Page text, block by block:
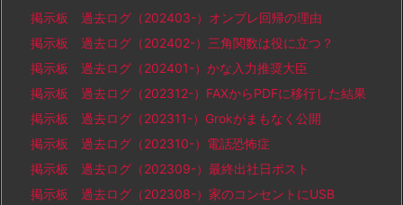
掲示板 過去ログ（202403-）オンプレ回帰の理由
掲示板 過去ログ（202402-）三角関数は役に立つ？
掲示板 過去ログ（202401-）かな入力推奨大臣
掲示板 過去ログ（202312-）FAXからPDFに移行した結果
掲示板 過去ログ（202311-）Grokがまもなく公開
掲示板 過去ログ（202310-）電話恐怖症
掲示板 過去ログ（202309-）最終出社日ポスト
掲示板 過去ログ（202308-）家のコンセントにUSB